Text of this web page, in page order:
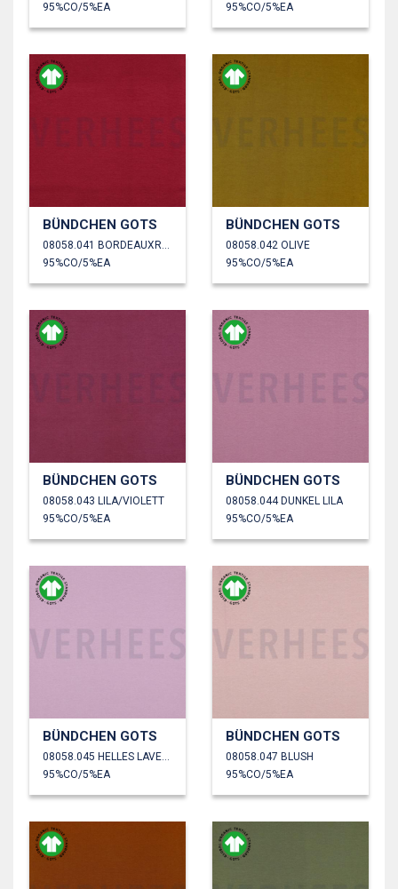
95%CO/5%EA 95%CO/5%EA
BÜNDCHEN GOTS
95%CO/5%EA
BÜNDCHEN GOTS
08058.042 OLIVE
95%CO/5%EA
BÜNDCHEN GOTS
08058.043 LILA/VIOLETT
95%CO/5%EA
BÜNDCHEN GOTS
08058.044 DUNKEL LILA
95%CO/5%EA
BÜNDCHEN GOTS
95%CO/5%EA
BÜNDCHEN GOTS
08058.047 BLUSH
95%CO/5%EA